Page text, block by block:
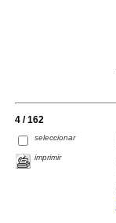
4 / 162
seleccionar
imprimir